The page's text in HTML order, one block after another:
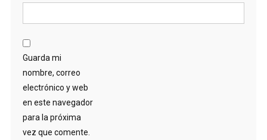
Guarda mi
nombre, correo
electrónico y web
en este navegador
para la próxima
vez que comente.